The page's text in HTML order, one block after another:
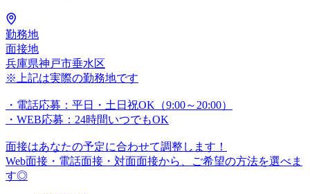
勤務地
面接地
兵庫県神戸市垂水区
※上記は実際の勤務地です
・電話応募：平日・土日祝OK（9:00～20:00）
・WEB応募：24時間いつでもOK
面接はあなたの予定に合わせて調整します！
Web面接・電話面接・対面面接から、ご希望の方法を選べま
す◎